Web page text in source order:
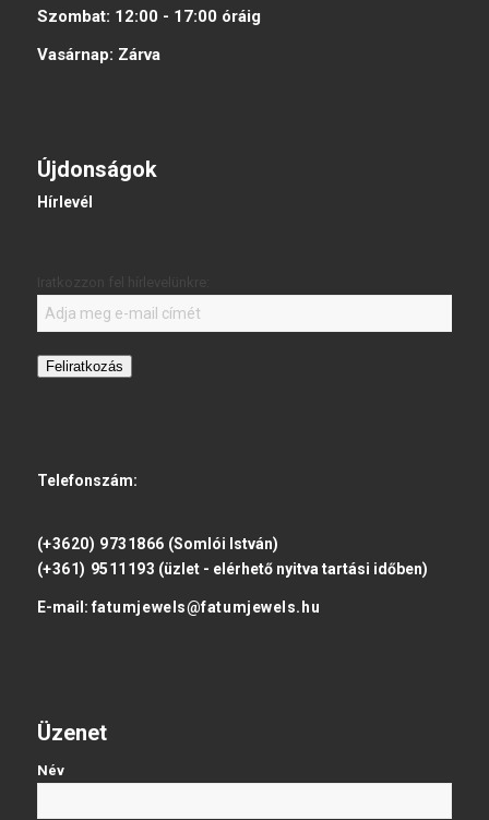
Szombat: 12:00 - 17:00 óráig
Vasárnap: Zárva
Újdonságok
Hírlevél
Feliratkozás
Telefonszám:
(+3620) 9731866 (Somlói István)
(+361) 9511193 (üzlet - elérhető nyitva tartási időben)
E-mail: fatumjewels@fatumjewels.hu
Üzenet
Név